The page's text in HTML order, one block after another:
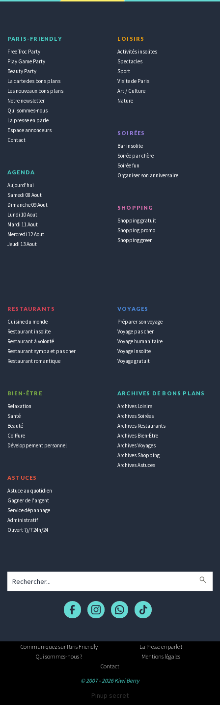
PARIS-FRIENDLY
Free Troc Party
Play Game Party
Beauty Party
La carte des bons plans
Les nouveaux bons plans
Notre newsletter
Qui sommes-nous
La presse en parle
Espace annonceurs
Contact
AGENDA
Aujourd'hui
Samedi 08 Aout
Dimanche 09 Aout
Lundi 10 Aout
Mardi 11 Aout
Mercredi 12 Aout
Jeudi 13 Aout
LOISIRS
Activités insolites
Spectacles
Sport
Visite de Paris
Art / Culture
Nature
SOIRÉES
Bar insolite
Soirée par chère
Soirée fun
Organiser son anniversaire
SHOPPING
Shopping gratuit
Shopping promo
Shopping green
RESTAURANTS
Cuisine du monde
Restaurant insolite
Restaurant à volonté
Restaurant sympa et pas cher
Restaurant romantique
BIEN-ÊTRE
Relaxation
Santé
Beauté
Coiffure
Développement personnel
ASTUCES
Astuce au quotidien
Gagner de l'argent
Service dépannage
Administratif
Ouvert 7j/7 24h/24
VOYAGES
Préparer son voyage
Voyage pas cher
Voyage humanitaire
Voyage insolite
Voyage gratuit
ARCHIVES DE BONS PLANS
Archives Loisirs
Archives Soirées
Archives Restaurants
Archives Bien-Être
Archives Voyages
Archives Shopping
Archives Astuces
Communiquez sur Paris Friendly
La Presse en parle !
Qui sommes-nous ?
Mentions légales
Contact
© 2007 - 2026 Kiwi Berry
Pinup secret